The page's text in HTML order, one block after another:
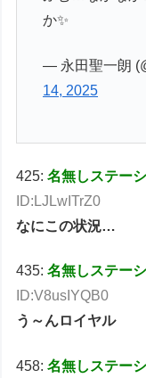
か✨
— 永田聖一朗
14, 2025
425:名無しステー
ID:LJLwITrZ0
なにこの状況…
435:名無しステー
ID:V8usIYQB0
う～んロイヤル
458:名無しステー